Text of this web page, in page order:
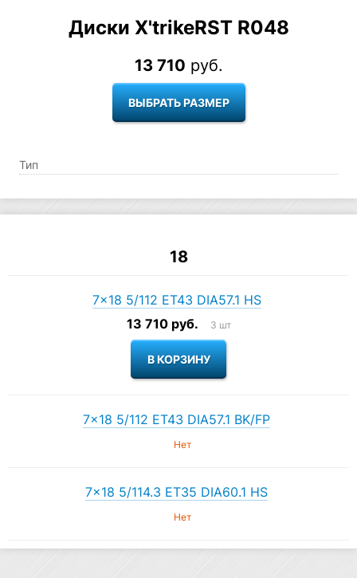
Диски X'trikeRST R048
13 710 руб.
ВЫБРАТЬ РАЗМЕР
Тип
18
7×18 5/112 ET43 DIA57.1 HS
13 710 руб.
3 шт
7×18 5/112 ET43 DIA57.1 BK/FP
Нет
7×18 5/114.3 ET35 DIA60.1 HS
Нет